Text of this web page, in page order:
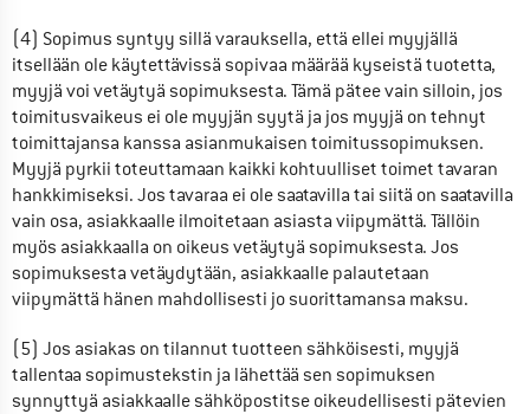
(4) Sopimus syntyy sillä varauksella, että ellei myyjällä
itsellään ole käytettävissä sopivaa määrää kyseistä tuotetta,
myyjä voi vetäytyä sopimuksesta. Tämä pätee vain silloin, jos
toimitusvaikeus ei ole myyjän syytä ja jos myyjä on tehnyt
toimittajansa kanssa asianmukaisen toimitussopimuksen.
Myyjä pyrkii toteuttamaan kaikki kohtuulliset toimet tavaran
hankkimiseksi. Jos tavaraa ei ole saatavilla tai siitä on saatavilla
vain osa, asiakkaalle ilmoitetaan asiasta viipymättä. Tällöin
myös asiakkaalla on oikeus vetäytyä sopimuksesta. Jos
sopimuksesta vetäydytään, asiakkaalle palautetaan
viipymättä hänen mahdollisesti jo suorittamansa maksu.
(5) Jos asiakas on tilannut tuotteen sähköisesti, myyjä
tallentaa sopimustekstin ja lähettää sen sopimuksen
synnyttyä asiakkaalle sähköpostitse oikeudellisesti pätevien